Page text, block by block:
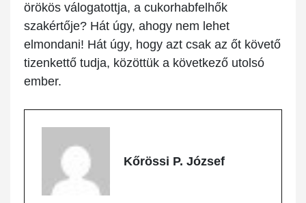
örökös válogatottja, a cukorhabfelhők
szakértője? Hát úgy, ahogy nem lehet
elmondani! Hát úgy, hogy azt csak az őt követő
tizenkettő tudja, közöttük a következő utolsó
ember.
Kőrössi P. József